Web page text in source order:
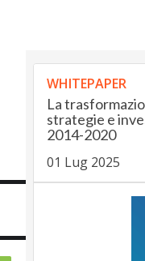
WHITEPAPER
La
strategie e
2014-2020
01 Lug 2025